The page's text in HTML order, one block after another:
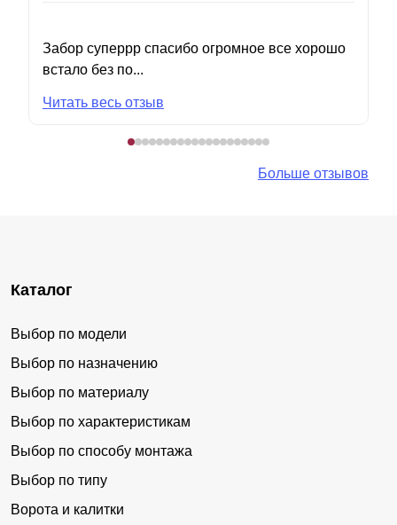
Забор суперрр спасибо огромное все хорошо
встало без по...
Читать весь отзыв
Больше отзывов
Каталог
Выбор по модели
Выбор по назначению
Выбор по материалу
Выбор по характеристикам
Выбор по способу монтажа
Выбор по типу
Ворота и калитки